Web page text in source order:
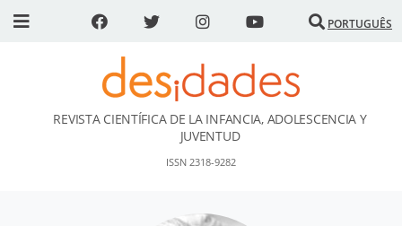
PORTUGUÊS
DESidades
REVISTA CIENTÍFICA DE LA INFANCIA, ADOLESCENCIA Y
JUVENTUD
ISSN 2318-9282